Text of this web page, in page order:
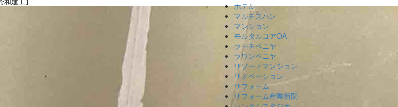
ホテル
マルチスパン
マンション
モルタルコアOA
ラーチベニヤ
ラワンベニヤ
リゾートマンション
リノベーション
リフォーム
リフォーム産業新聞